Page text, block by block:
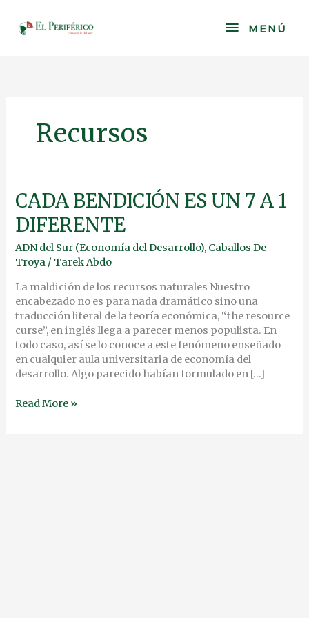
content
MENÚ
MENÚ
Recursos
CADA BENDICIÓN ES UN 7 A 1
DIFERENTE
ADN del Sur (Economía del Desarrollo), Caballos De
Troya / Tarek Abdo
La maldición de los recursos naturales Nuestro
encabezado no es para nada dramático sino una
traducción literal de la teoría económica, “the resource
curse”, en inglés llega a parecer menos populista. En
todo caso, así se lo conoce a este fenómeno enseñado
en cualquier aula universitaria de economía del
desarrollo. Algo parecido habían formulado en […]
CADA
BENDICIÓN
ES
7
A
1
DIFERENTE
Read More »